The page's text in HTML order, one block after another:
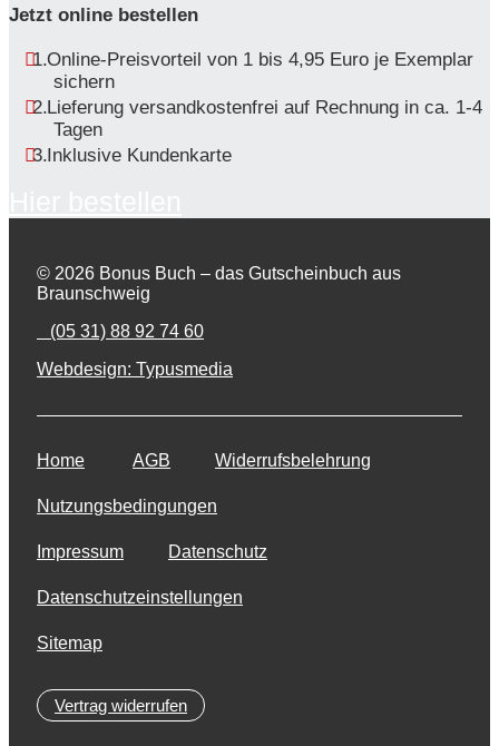
Jetzt online bestellen
Online-Preisvorteil von 1 bis 4,95 Euro je Exemplar
sichern
Lieferung versandkostenfrei auf Rechnung in ca. 1-4
Tagen
Inklusive Kundenkarte
© 2026 Bonus Buch – das Gutscheinbuch aus
Braunschweig
(05 31) 88 92 74 60
Webdesign: Typusmedia
Home AGB Widerrufsbelehrung
Nutzungsbedingungen
Impressum Datenschutz
Datenschutzeinstellungen
Sitemap
Vertrag widerrufen